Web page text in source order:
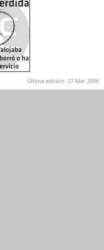
Última edición: 27 Mar 2006